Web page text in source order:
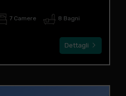
7 Camere 8 Bagni
Dettagli